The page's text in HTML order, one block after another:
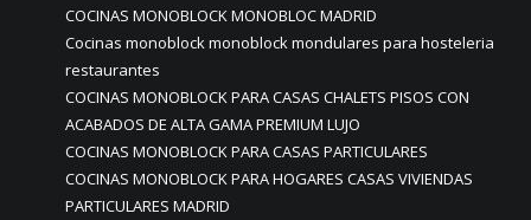
COCINAS MONOBLOCK MONOBLOC MADRID
Cocinas monoblock monoblock mondulares para hosteleria
restaurantes
COCINAS MONOBLOCK PARA CASAS CHALETS PISOS CON
ACABADOS DE ALTA GAMA PREMIUM LUJO
COCINAS MONOBLOCK PARA CASAS PARTICULARES
COCINAS MONOBLOCK PARA HOGARES CASAS VIVIENDAS
PARTICULARES MADRID